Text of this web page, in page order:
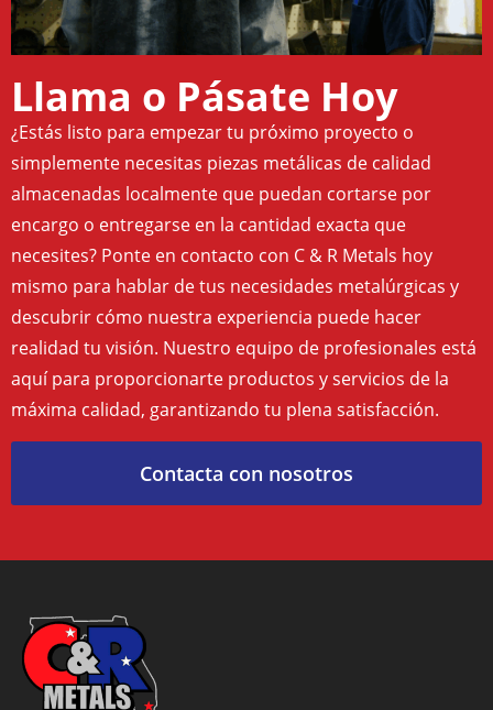
Llama o Pásate Hoy
¿Estás listo para empezar tu próximo proyecto o
simplemente necesitas piezas metálicas de calidad
almacenadas localmente que puedan cortarse por
encargo o entregarse en la cantidad exacta que
necesites? Ponte en contacto con C & R Metals hoy
mismo para hablar de tus necesidades metalúrgicas y
descubrir cómo nuestra experiencia puede hacer
realidad tu visión. Nuestro equipo de profesionales está
aquí para proporcionarte productos y servicios de la
máxima calidad, garantizando tu plena satisfacción.
Contacta con nosotros